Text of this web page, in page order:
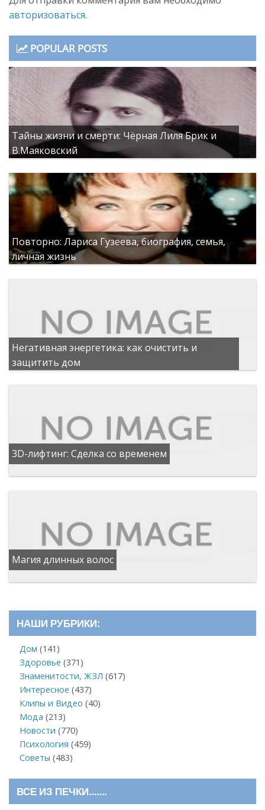
авторизоваться.
POPULAR POSTS
Тайны жизни и смерти: Чёрная Лиля Брик и
В.Маяковский
Повторно: Лариса Гузеева, биография, семья,
личная жизнь
Негативная энергетика: как очистить и
защитить дом
3D-лифтинг: Сделка со временем
Магия длинных волос
НАШИ РУБРИКИ:
Дом (141)
Здоровье (371)
Знаменитости, ЖЗЛ (617)
Интересное (437)
Клипы и Видео (40)
Мода (213)
Новости (770)
Психология (459)
Советы (483)
ВСЕ ИЗ ПЕЧКИ…….